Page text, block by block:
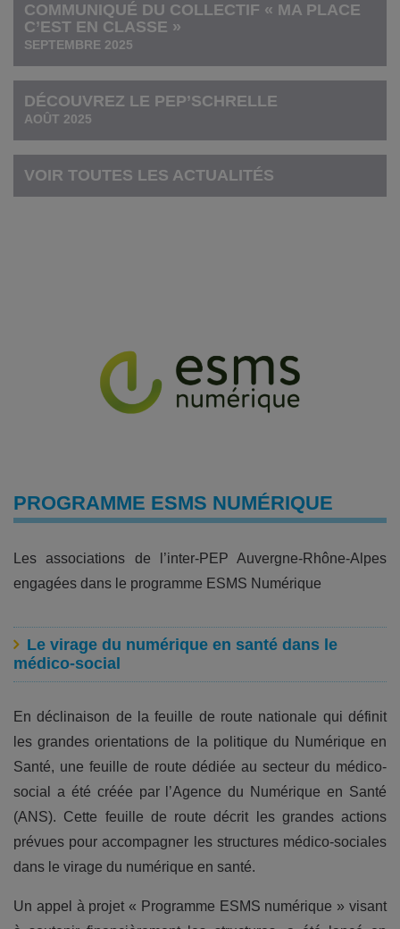
COMMUNIQUÉ DU COLLECTIF « MA PLACE
C’EST EN CLASSE »
SEPTEMBRE 2025
DÉCOUVREZ LE PEP’SCHRELLE
AOÛT 2025
VOIR TOUTES LES ACTUALITÉS
PROGRAMME ESMS NUMÉRIQUE
Les associations de l’inter-PEP Auvergne-Rhône-Alpes
engagées dans le programme ESMS Numérique
Le virage du numérique en santé dans le
médico-social
En déclinaison de la feuille de route nationale qui définit
les grandes orientations de la politique du Numérique en
Santé, une feuille de route dédiée au secteur du médico-
social a été créée par l’Agence du Numérique en Santé
(ANS). Cette feuille de route décrit les grandes actions
prévues pour accompagner les structures médico-sociales
dans le virage du numérique en santé.
Un appel à projet « Programme ESMS numérique » visant